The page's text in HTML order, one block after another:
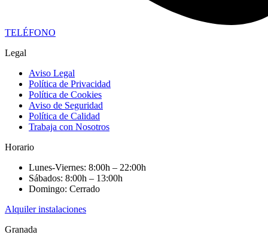
TELÉFONO
Legal
Aviso Legal
Política de Privacidad
Política de Cookies
Aviso de Seguridad
Política de Calidad
Trabaja con Nosotros
Horario
Lunes-Viernes: 8:00h – 22:00h
Sábados: 8:00h – 13:00h
Domingo: Cerrado
Alquiler instalaciones
Granada